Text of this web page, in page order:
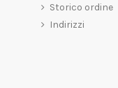
Storico ordine
Indirizzi